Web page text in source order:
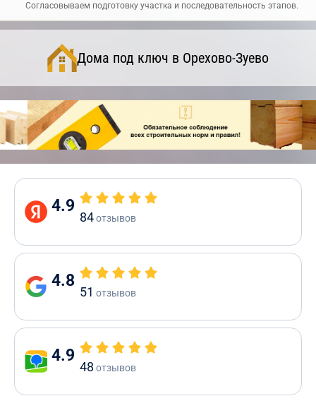
Согласовываем подготовку участка и последовательность этапов.
Дома под ключ в Орехово-Зуево
4.9
84отзывов
4.8
51 отзывов
4.9
48 отзывов